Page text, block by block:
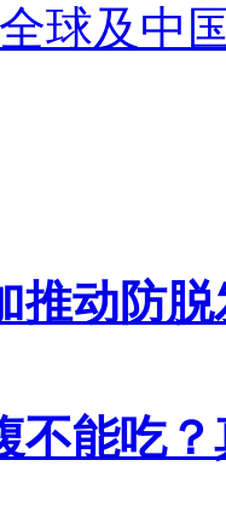
球及中
推动防
不能吃